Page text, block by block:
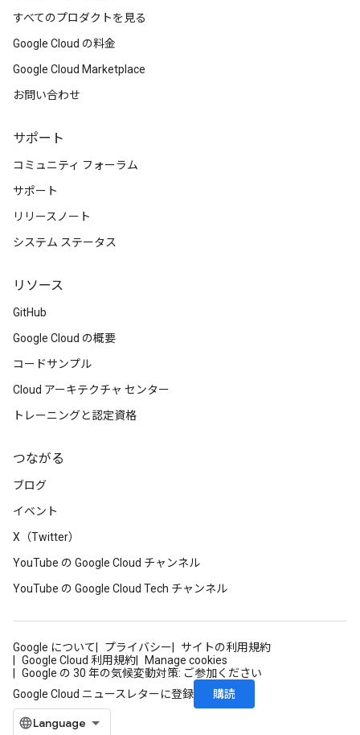
すべてのプロダクトを見る
Google Cloud の料金
Google Cloud Marketplace
お問い合わせ
サポート
コミュニティ フォーラム
サポート
リリースノート
システム ステータス
リソース
GitHub
Google Cloud の概要
コードサンプル
Cloud アーキテクチャ センター
トレーニングと認定資格
つながる
ブログ
イベント
X（Twitter）
YouTube の Google Cloud チャンネル
YouTube の Google Cloud Tech チャンネル
Google について プライバシー
サイトの利用規約
Google Cloud 利用規約
Manage cookies
Google の 30 年の気候変動対策: ご参加ください
Google Cloud ニュースレターに登録
購読